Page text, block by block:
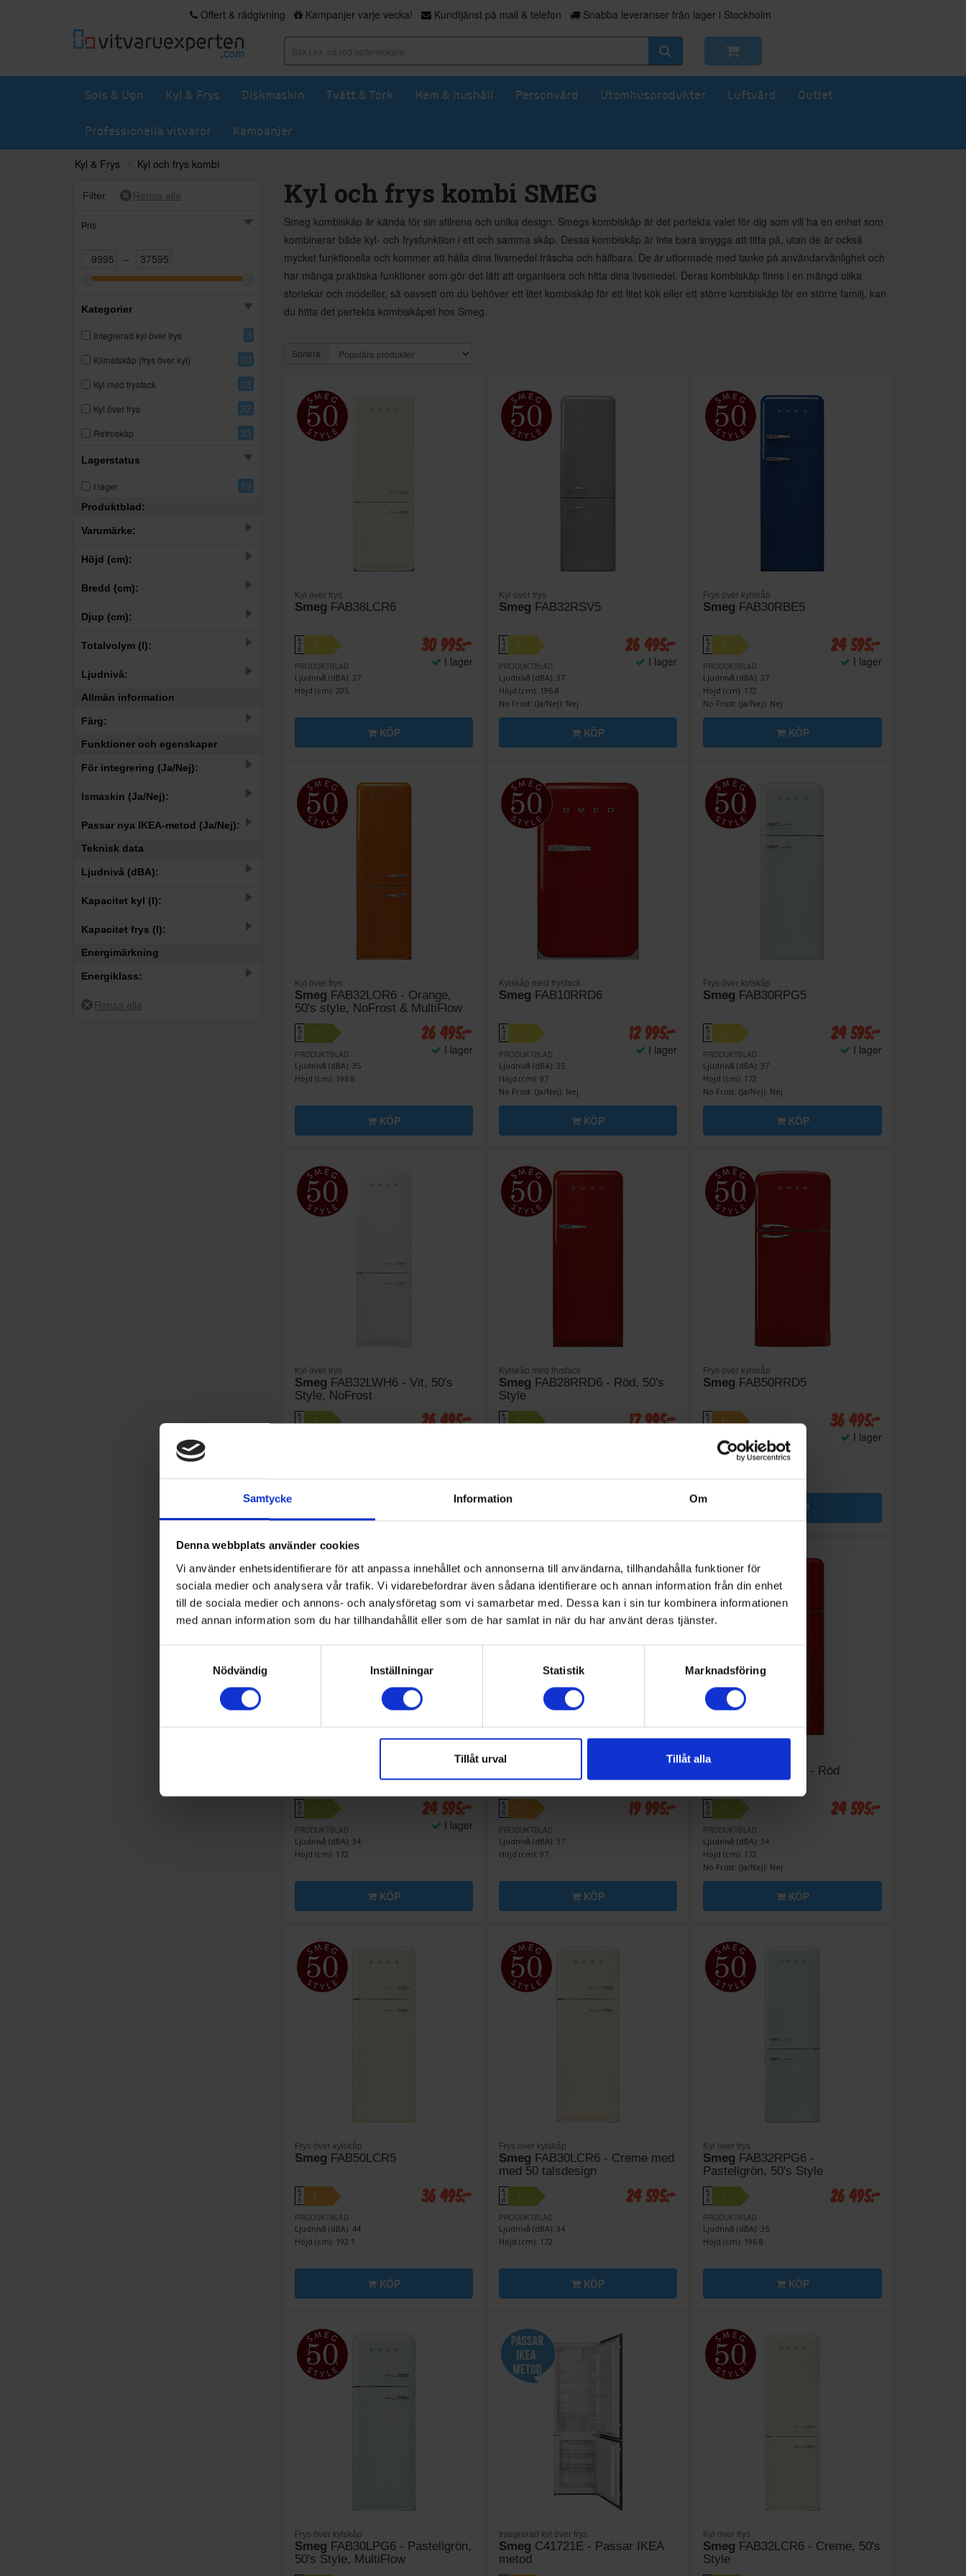
Samtycke Information Om
Denna webbplats använder cookies
Vi använder enhetsidentifierare för att anpassa innehållet och annonserna till användarna, tillhandahålla funktioner för
sociala medier och analysera vår trafik. Vi vidarebefordrar även sådana identifierare och annan information från din enhet
till de sociala medier och annons- och analysföretag som vi samarbetar med. Dessa kan i sin tur kombinera informationen
med annan information som du har tillhandahållit eller som de har samlat in när du har använt deras tjänster.
Nödvändig
Inställningar Statistik Marknadsföring
Tillåt urval Tillåt alla
Offert & rådgivning Kampanjer varje vecka! Kundtjänst på mail & telefon Snabba leveranser från lager i Stockholm
Spis & Ugn Kyl & Frys Diskmaskin Tvätt & Tork Hem & hushåll Personvård Utomhusprodukter Luftvård Outlet
Professionella vitvaror Kampanjer
Kyl & Frys Kyl och frys kombi
Filter
Pris
–
Kategorier
Integrerad kyl över frys 3
Klimatskåp (frys över kyl) 30
Kyl med frysfack 33
Kyl över frys 32
Retroskåp 33
Lagerstatus
I lager 13
Produktblad:
Varumärke:
SMEG 98
Höjd (cm):
–
Bredd (cm):
–
Djup (cm):
–
Totalvolym (l):
–
Ljudnivå:
–
Allmän information
Färg:
Dekoration/Specialfärg
Antracit 1
Black velvet 1
13
Creme
Grå 7
9
6
Funktioner och egenskaper
För integrering (Ja/Nej):
Ja 3
95
Ismaskin (Ja/Nej):
Ja, manuell 20
Nej
Passar nya IKEA-metod (Ja/Nej):
Ja
Nej 2
Teknisk data
Ljudnivå (dBA):
–
Kapacitet kyl (l):
–
Kapacitet frys (l):
–
Energimärkning
Energiklass:
C
Kyl och frys kombi SMEG
Smeg kombiskåp är kända för sin stilrena och unika design. Smegs kombiskåp är det perfekta valet för dig som vill ha en enhet som
kombinerar både kyl- och frysfunktion i ett och samma skåp. Dessa kombiskåp är inte bara snygga att titta på, utan de är också
mycket funktionella och kommer att hålla dina livsmedel fräscha och hållbara. De är utformade med tanke på användarvänlighet och
har många praktiska funktioner som gör det lätt att organisera och hitta dina livsmedel. Deras kombiskåp finns i en mängd olika
storlekar och modeller, så oavsett om du behöver ett litet kombiskåp för ett litet kök eller ett större kombiskåp för en större familj, kan
du hitta det perfekta kombiskåpet hos Smeg.
Sortera
Kyl över frys
Smeg FAB38LCR6
A
↑
G
D
PRODUKTBLAD
Ljudnivå (dBA): 37
Höjd (cm): 205
30 995:-
I lager
KÖP
Kyl över frys
Smeg FAB32RSV5
A
↑
G
D
PRODUKTBLAD
Ljudnivå (dBA): 37
Höjd (cm): 196.8
No Frost: (Ja/Nej): Nej
26 495:-
I lager
KÖP
Frys över kylskåp
Smeg FAB30RBE5
A
↑
G
D
PRODUKTBLAD
Ljudnivå (dBA): 37
Höjd (cm): 172
No Frost: (Ja/Nej): Nej
24 595:-
I lager
KÖP
Kyl över frys
Smeg FAB32LOR6 - Orange,
50's style, NoFrost & MultiFlow
A
↑
G
C
PRODUKTBLAD
Ljudnivå (dBA): 35
Höjd (cm): 196.8
26 495:-
I lager
KÖP
Kylskåp med frysfack
Smeg FAB10RRD6
A
↑
G
D
PRODUKTBLAD
Ljudnivå (dBA): 35
Höjd (cm): 97
No Frost: (Ja/Nej): Nej
12 995:-
I lager
KÖP
Frys över kylskåp
Smeg FAB30RPG5
A
↑
G
D
PRODUKTBLAD
Ljudnivå (dBA): 37
Höjd (cm): 172
No Frost: (Ja/Nej): Nej
24 595:-
I lager
KÖP
Kyl över frys
Smeg FAB32LWH6 - Vit, 50's
Style, NoFrost
A
↑
G
C 26 495:-
Kylskåp med frysfack
Smeg FAB28RRD6 - Röd, 50's
Style
A
↑
G
C 17 995:-
Frys över kylskåp
Smeg FAB50RRD5
A
↑
G
E
PRODUKTBLAD
Ljudnivå (dBA): 44
36 495:-
I lager
KÖP
A
↑
G
C
PRODUKTBLAD
Ljudnivå (dBA): 34
Höjd (cm): 172
24 595:-
I lager
KÖP
Kylskåp med frysfack
A
↑
G
E
PRODUKTBLAD
Ljudnivå (dBA): 37
Höjd (cm): 97
19 995:-
KÖP
Frys över kylskåp
FAB30RRD6 - Röd
A
↑
G
C
PRODUKTBLAD
Ljudnivå (dBA): 34
Höjd (cm): 172
No Frost: (Ja/Nej): Nej
24 595:-
KÖP
Frys över kylskåp
Smeg FAB50LCR5
A
↑
G
E
PRODUKTBLAD
Ljudnivå (dBA): 44
Höjd (cm): 192.1
36 495:-
KÖP
Frys över kylskåp
Smeg FAB30LCR6 - Creme med
med 50 talsdesign
A
↑
G
C
PRODUKTBLAD
Ljudnivå (dBA): 34
Höjd (cm): 172
24 595:-
KÖP
Kyl över frys
Smeg FAB32RPG6 -
Pastellgrön, 50's Style
A
↑
G
C
PRODUKTBLAD
Ljudnivå (dBA): 35
Höjd (cm): 196.8
26 495:-
KÖP
Frys över kylskåp
Smeg FAB30LPG6 - Pastellgrön,
50's Style, MultiFlow
Integrerad kyl över frys
Smeg C41721E - Passar IKEA
metod
Kyl över frys
Smeg FAB32LCR6 - Creme, 50's
Style